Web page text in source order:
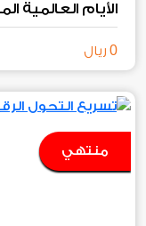
الأيام العالمية
0 ريال
منتهي